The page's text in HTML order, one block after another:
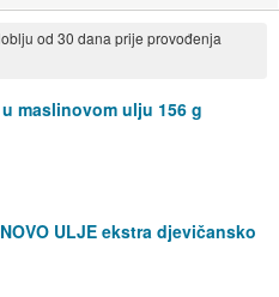
od 30 dana prije provođenja
u maslinovom ulju 156 g
ULJE ekstra djevičansko